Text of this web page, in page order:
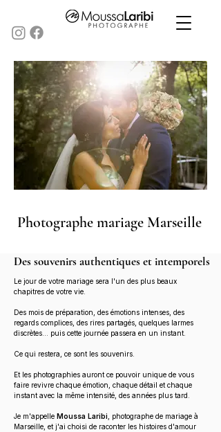
Photographe mariage Marseille
Des souvenirs authentiques et intemporels
Le jour de votre mariage sera l'un des plus beaux
chapitres de votre vie.
Des mois de préparation, des émotions intenses, des
regards complices, des rires partagés, quelques larmes
discrètes… puis cette journée passera en un instant.
Ce qui restera, ce sont les souvenirs.
Et les photographies auront ce pouvoir unique de vous
faire revivre chaque émotion, chaque détail et chaque
instant avec la même intensité, des années plus tard.
Je m'appelle Moussa Laribi , photographe de mariage à
Marseille, et j'ai choisi de raconter les histoires d'amour